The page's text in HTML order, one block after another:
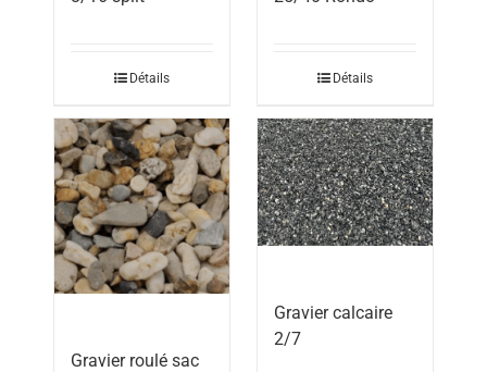
Détails Détails
Gravier roulé sac
Gravier calcaire
2/7